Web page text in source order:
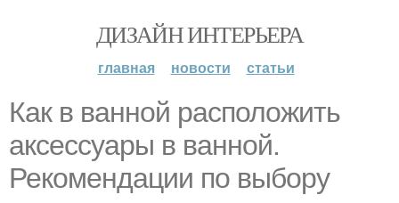
ДИЗАЙН ИНТЕРЬЕРА
главная новости статьи
Как в ванной расположить
аксессуары в ванной.
Рекомендации по выбору